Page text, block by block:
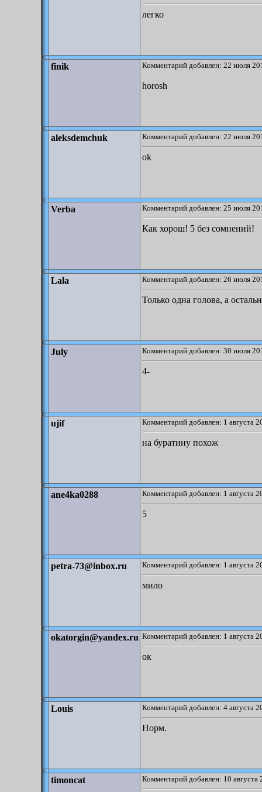
легко
finik Комментарий добавлен: 22 июля
horosh
aleksdemchuk Комментарий добавлен: 22 июля
ok
Verba Комментарий добавлен: 25 июля
Как хорош! 5 без сомнений!
Lala Комментарий добавлен: 26 июля
Только одна голова, а
July Комментарий добавлен: 30 июля
4-
ujif Комментарий добавлен: 1 августа
на буратину похож
ane4ka0288 Комментарий добавлен: 1 августа
5
petra-73@inbox.ru Комментарий добавлен: 1 августа
мило
okatorgin@yandex.ru Комментарий добавлен: 1 августа
ок
Louis Комментарий добавлен: 4 августа
Норм.
timoncat Комментарий добавлен: 10 августа